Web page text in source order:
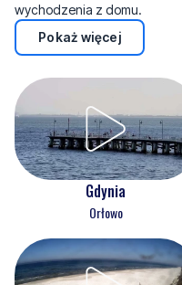
wychodzenia z domu.
Pokaż więcej
Gdynia
Orłowo